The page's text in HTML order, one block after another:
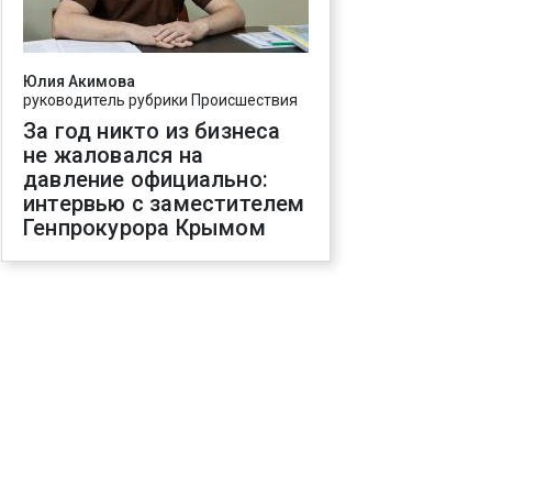
Юлия Акимова
руководитель рубрики Происшествия
За год никто из бизнеса
не жаловался на
давление официально:
интервью с заместителем
Генпрокурора Крымом